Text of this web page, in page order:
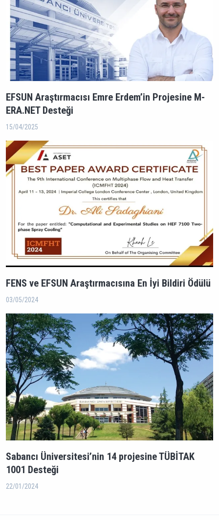
EFSUN Araştırmacısı Emre Erdem’in Projesine M-
ERA.NET Desteği
15/04/2025
FENS ve EFSUN Araştırmacısına En İyi Bildiri Ödülü
03/05/2024
Sabancı Üniversitesi’nin 14 projesine TÜBİTAK
1001 Desteği
22/01/2024